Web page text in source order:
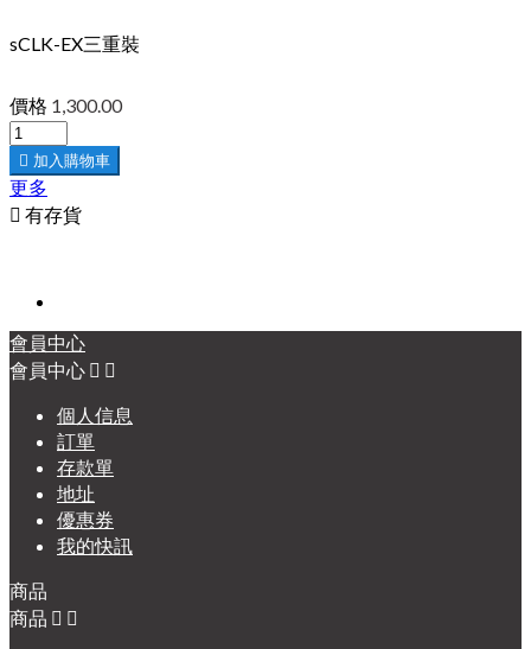
sCLK-EX三重裝
價格 1,300.00
 加入購物車
更多
 有存貨
會員中心
會員中心  
個人信息
訂單
存款單
地址
優惠券
我的快訊
商品
商品  